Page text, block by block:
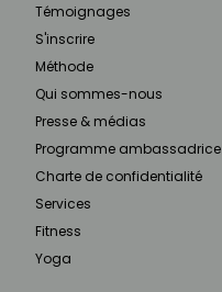
Témoignages
S'inscrire
Méthode
Qui sommes-nous
Presse & médias
Programme ambassadrice
Charte de confidentialité
Services
Fitness
Yoga